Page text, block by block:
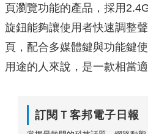
頁瀏覽功能的產品，採用
旋鈕能夠讓使用者快速調整
頁，配合多媒體鍵與功能鍵
用途的人來說，是一款相當
訂閱Ｔ客邦電子日報